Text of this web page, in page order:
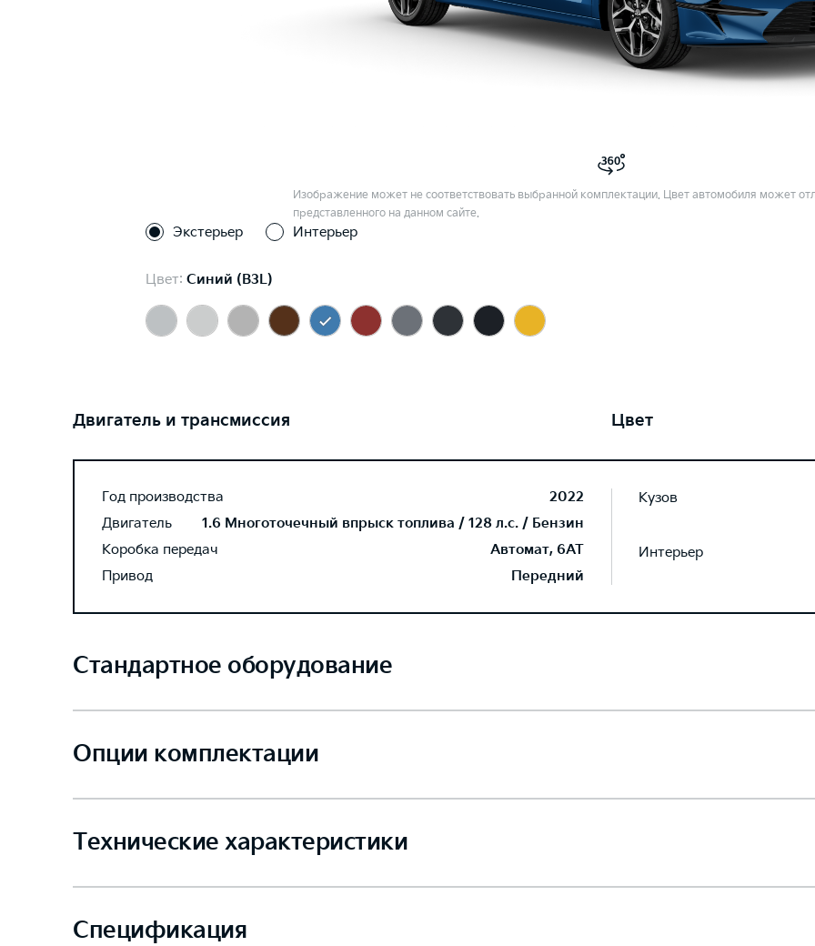
Изображение может не соответствовать выбранной комплектации. Цвет автомобиля может
представленного на данном сайте.
Экстерьер Интерьер
Цвет: Синий (B3L)
Двигатель и трансмиссия
Год производства
2022
Двигатель
1.6 Многоточечный впрыск топлива / 128 л.с. / Бензин
Коробка передач
Автомат, 6AT
Привод
Передний
Цвет
Кузов
Интерьер
Стандартное оборудование
Опции комплектации
Технические характеристики
Спецификация